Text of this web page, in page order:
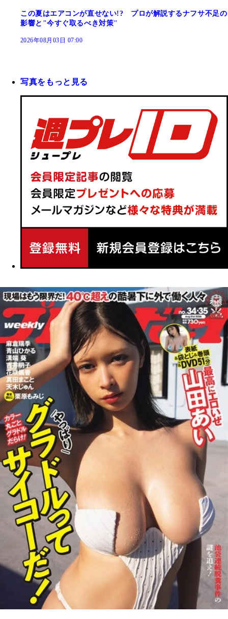
この夏はエアコンが直せない!? プロが解説するナフサ不足の
影響と"今すぐ取るべき対策"
2026年08月03日 07:00
写真をもっと見る